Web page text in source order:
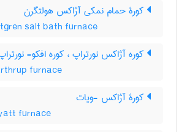
کورۀ حمام نمکی آژاکس هولتگرن
salt bath furnace
کوره آژاکس نورتراپ ، کوره افکو-
furnace
کورۀ آژاکس -ویات
furnace